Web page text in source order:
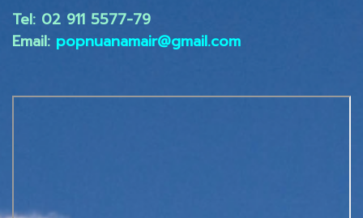
Tel: 02 ​911 5577-79
Email: popnuanamair@gmail.com